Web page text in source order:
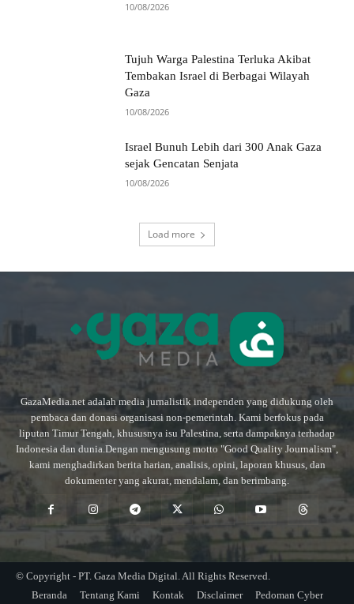
10/08/2026
Tujuh Warga Palestina Terluka Akibat
Tembakan Israel di Berbagai Wilayah
Gaza
10/08/2026
Israel Bunuh Lebih dari 300 Anak Gaza
sejak Gencatan Senjata
10/08/2026
Load more
GazaMedia.net adalah media jurnalistik independen yang didukung oleh
pembaca dan donasi organisasi non-pemerintah. Kami berfokus pada
liputan Timur Tengah, khususnya isu Palestina, serta dampaknya terhadap
Indonesia dan dunia.Dengan mengusung motto "Good Quality Journalism",
kami menghadirkan berita harian, analisis, opini, laporan khusus, dan
dokumenter yang akurat, mendalam, dan berimbang.
© Copyright - PT. Gaza Media Digital. All Rights Reserved.
Beranda
Tentang Kami Kontak Disclaimer Pedoman Cyber